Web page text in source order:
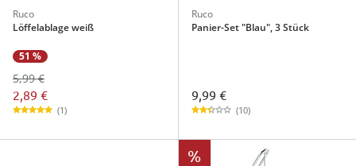
Ruco
Löffelablage weiß
51 %
5,99 €
2,89 €
(1)
Ruco
Panier-Set "Blau", 3 Stück
9,99 €
(10)
%